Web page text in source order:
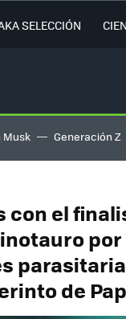
SELECCIÓN
Musk Generación Z
con el
de